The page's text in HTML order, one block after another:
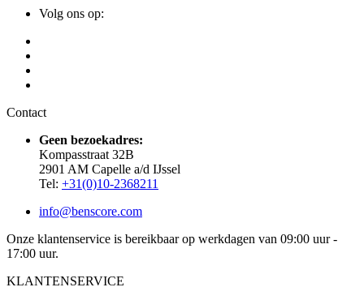
Volg ons op:
Contact
Geen bezoekadres:
Kompasstraat 32B
2901 AM Capelle a/d IJssel
Tel: +31(0)10-2368211
info@benscore.com
Onze klantenservice is bereikbaar op werkdagen van 09:00 uur -
17:00 uur.
KLANTENSERVICE